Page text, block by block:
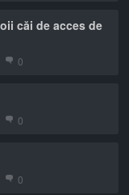
căi de acces de
0
0
0